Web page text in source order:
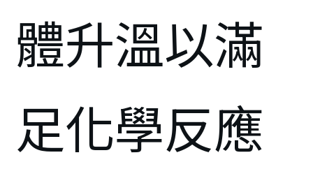
體升溫以滿
足化學反應